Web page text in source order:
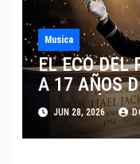
Musica
EL ECO DEL
A 17 AÑOS
EL
2026
JUN 28, 2026